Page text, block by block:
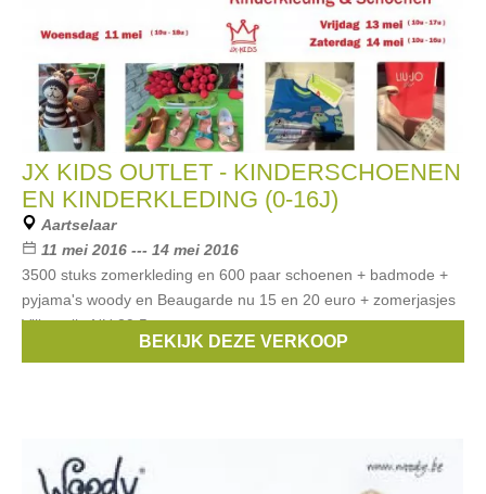
JX KIDS OUTLET - KINDERSCHOENEN
EN KINDERKLEDING (0-16J)
Aartselaar
11 mei 2016 --- 14 mei 2016
3500 stuks zomerkleding en 600 paar schoenen + badmode +
pyjama's woody en Beaugarde nu 15 en 20 euro + zomerjasjes
Villervalla NU 39,5 euro.
Armani,Scapa,Simonetta,Bellerose
BEKIJK DEZE VERKOOP